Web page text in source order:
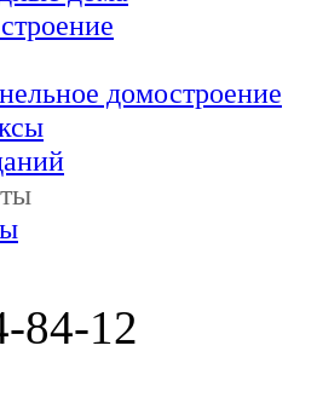
домостроение
84-12